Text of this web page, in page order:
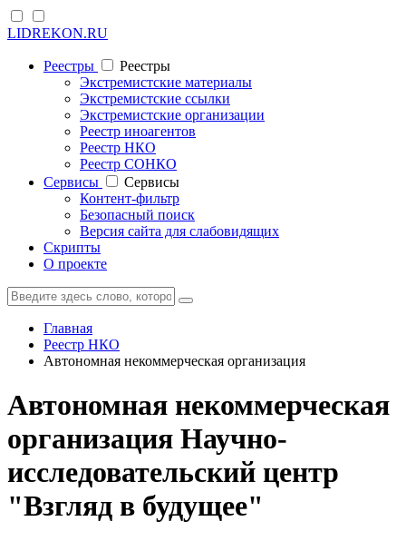
LIDREKON.RU
Реестры
Реестры
Экстремистские материалы
Экстремистские ссылки
Экстремистские организации
Реестр иноагентов
Реестр НКО
Реестр СОНКО
Cервисы
Cервисы
Контент-фильтр
Безопасный поиск
Версия сайта для слабовидящих
Скрипты
О проекте
Главная
Реестр НКО
Автономная некоммерческая организация
Автономная некоммерческая
организация Научно-
исследовательский центр
"Взгляд в будущее"